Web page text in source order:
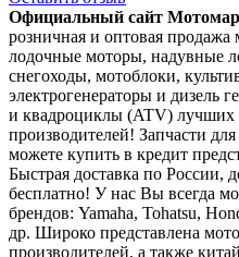
Официальный сайт
розничная и оптовая
лодочные моторы, надувные
снегоходы, мотоблоки,
электрогенераторы и дизель
и квадроциклы (ATV) лучших
производителей! Запчасти
можете купить в кредит
Быстрая доставка по России,
бесплатно! У нас Вы всегда
брендов: Yamaha, Tohatsu,
др. Широко представлена
производителей, а также